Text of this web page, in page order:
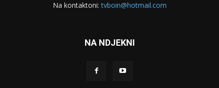
Na kontaktoni:tvboin@hotmail.com
NA NDJEKNI